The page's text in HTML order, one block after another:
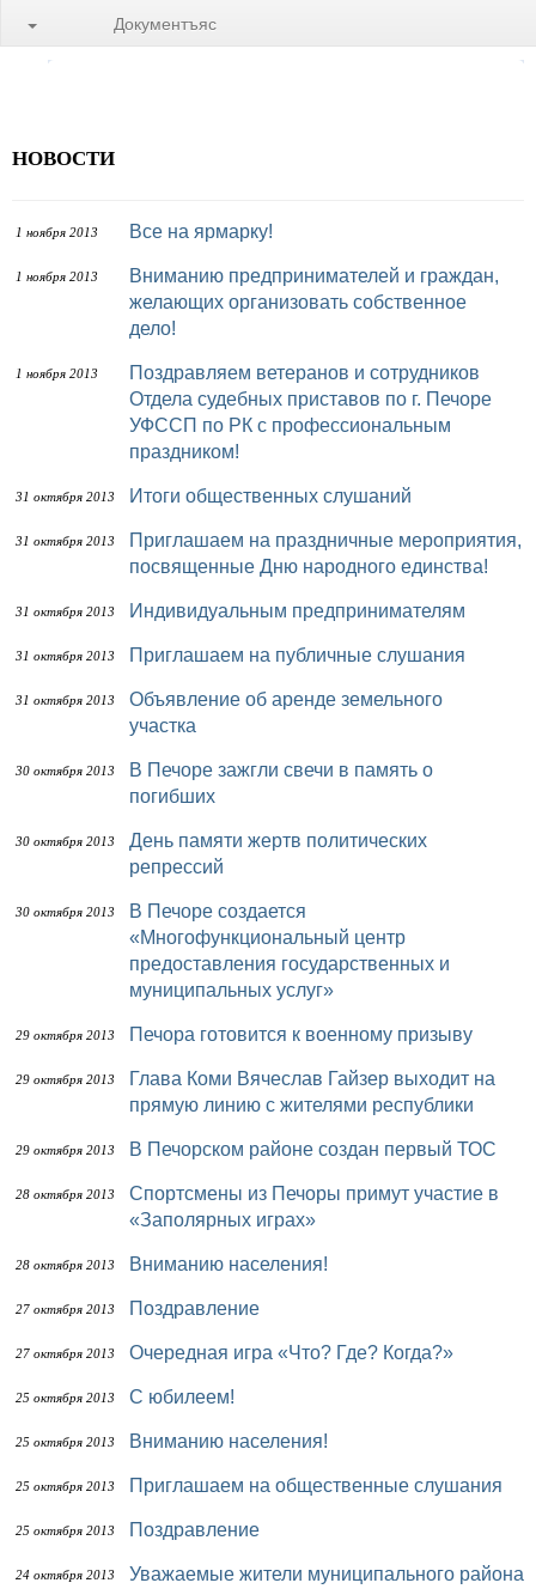
Документъяс
НОВОСТИ
1 ноября 2013 Все на ярмарку!
1 ноября 2013
Вниманию предпринимателей и граждан,
желающих организовать собственное
дело!
1 ноября 2013
Поздравляем ветеранов и сотрудников
Отдела судебных приставов по г. Печоре
УФССП по РК с профессиональным
праздником!
31 октября 2013 Итоги общественных слушаний
31 октября 2013
Приглашаем на праздничные мероприятия,
посвященные Дню народного единства!
31 октября 2013 Индивидуальным предпринимателям
31 октября 2013 Приглашаем на публичные слушания
31 октября 2013
Объявление об аренде земельного
участка
30 октября 2013
В Печоре зажгли свечи в память о
погибших
30 октября 2013
День памяти жертв политических
репрессий
30 октября 2013
В Печоре создается
«Многофункциональный центр
предоставления государственных и
муниципальных услуг»
29 октября 2013 Печора готовится к военному призыву
29 октября 2013
Глава Коми Вячеслав Гайзер выходит на
прямую линию с жителями республики
29 октября 2013 В Печорском районе создан первый ТОС
28 октября 2013
Спортсмены из Печоры примут участие в
«Заполярных играх»
28 октября 2013 Вниманию населения!
27 октября 2013 Поздравление
27 октября 2013 Очередная игра «Что? Где? Когда?»
25 октября 2013 С юбилеем!
25 октября 2013 Вниманию населения!
25 октября 2013 Приглашаем на общественные слушания
25 октября 2013 Поздравление
24 октября 2013
Уважаемые жители муниципального района